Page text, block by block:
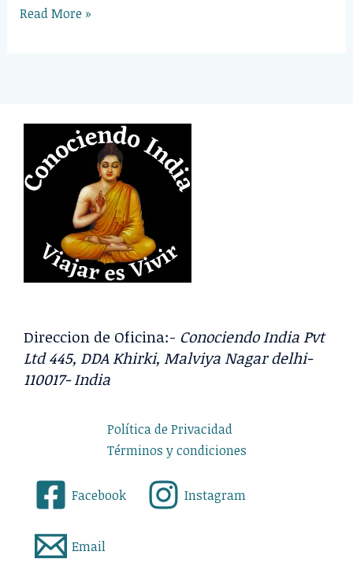
Read More »
Direccion de Oficina:- Conociendo India Pvt
Ltd 445, DDA Khirki, Malviya Nagar delhi-
110017- India
Política de Privacidad
Términos y condiciones
Facebook Instagram
Email